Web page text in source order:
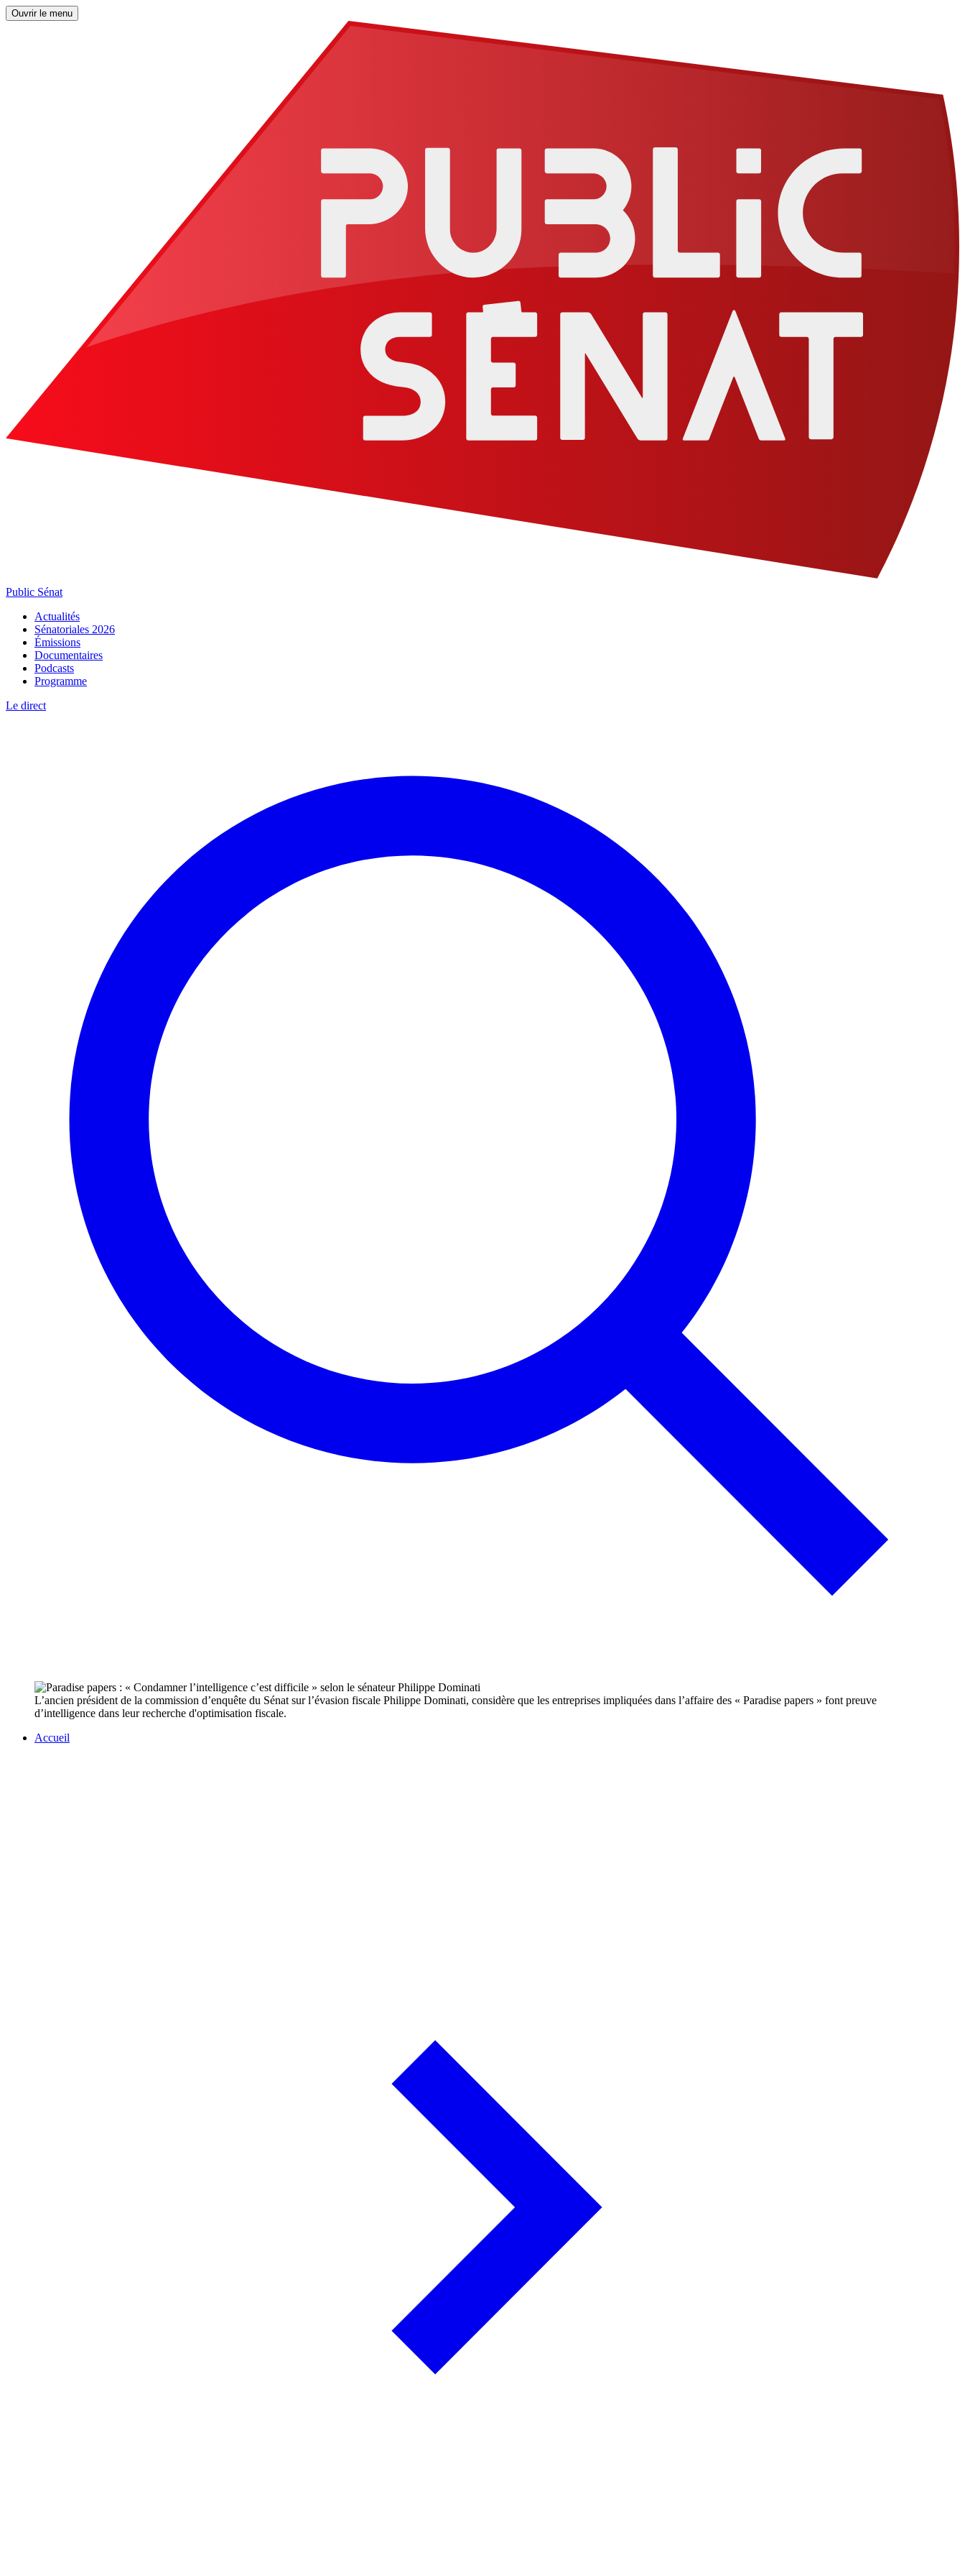
Ouvrir le menu
Public Sénat
Actualités
Sénatoriales 2026
Émissions
Documentaires
Podcasts
Programme
Le direct
L’ancien président de la commission d’enquête du Sénat sur l’évasion fiscale Philippe Dominati, considère que les entreprises impliquées dans l’affaire des « Paradise papers » font preuve
d’intelligence dans leur recherche d'optimisation fiscale.
Accueil